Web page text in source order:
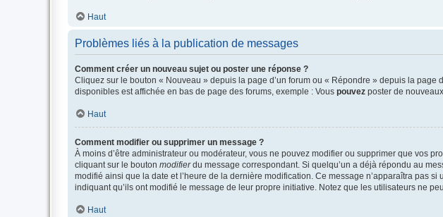
Haut
Problèmes liés à la publication de messages
Comment créer un nouveau sujet ou poster une réponse ?
Cliquez sur le bouton « Nouveau » depuis la page d’un forum ou « Répondre » depuis la
disponibles est affichée en bas de page des forums, exemple : Vous pouvez poster de
Haut
Comment modifier ou supprimer un message ?
À moins d’être administrateur ou modérateur, vous ne pouvez modifier ou supprimer que vos
cliquant sur le bouton modifierdu message correspondant. Si quelqu’un a déjà répondu au
modifié ainsi que la date et l’heure de la dernière modification. Ce message n’apparaîtra pas
indiquant qu’ils ont modifié le message de leur propre initiative. Notez que les utilisateurs ne
Haut